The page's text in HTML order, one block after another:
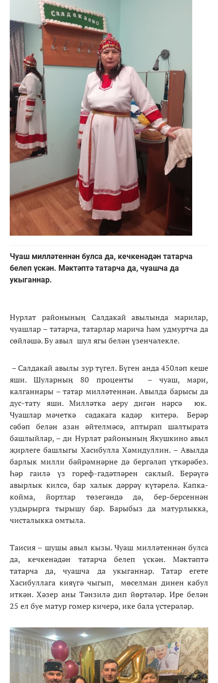
Чуаш милләтеннән булса да, кечкенәдән татарча
белеп үскән. Мәктәптә татарча да, чуашча да
укыганнар.
Нурлат районының Салдакай авылында марилар,
чуашлар – татарча, татарлар марича һәм удмуртча да
сөйләшә. Бу авыл шул ягы белән үзенчәлекле.
– Салдакай авылы зур түгел. Бүген анда 450ләп кеше
яши. Шуларның 80 проценты – чуаш, мари,
калганнары – татар милләтеннән. Авылда барысы да
дус-тату яши. Милләткә аеру дигән нәрсә юк.
Чуашлар мәчеткә сәдакага кадәр китерә. Берәр
сәбәп белән азан әйтелмәсә, аптырап шалтырата
башлыйлар, – ди Нурлат районының Якушкино авыл
җирлеге башлыгы Хасибулла Хәмидуллин. – Авылда
барлык милли бәйрәмнәрне дә бергәләп үткәрәбез.
Һәр гаилә үз гореф-гадәтләрен саклый. Берәүгә
авырлык килсә, бар халык дәррәү күтәрелә. Капка-
койма, йортлар төзегәндә дә, бер-берсеннән
уздырырга тырышу бар. Барыбыз да матурлыкка,
чисталыкка омтыла.
Таисия – шушы авыл кызы. Чуаш милләтеннән булса
да, кечкенәдән татарча белеп үскән. Мәктәптә
татарча да, чуашча да укыганнар. Татар егете
Хасибуллага кияүгә чыгып, мөселман динен кабул
иткән. Хәзер аны Тәнзилә дип йөртәләр. Ире белән
25 ел буе матур гомер кичерә, ике бала үстерәләр.